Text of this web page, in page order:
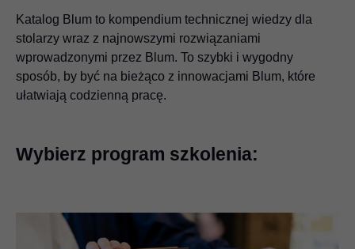
Katalog Blum to kompendium technicznej wiedzy dla
stolarzy wraz z najnowszymi rozwiązaniami
wprowadzonymi przez Blum. To szybki i wygodny
sposób, by być na bieżąco z innowacjami Blum, które
ułatwiają codzienną pracę.
Wybierz program szkolenia: